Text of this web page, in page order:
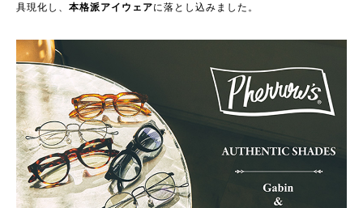
具現化し、 本格派アイウェアに落とし込みました。